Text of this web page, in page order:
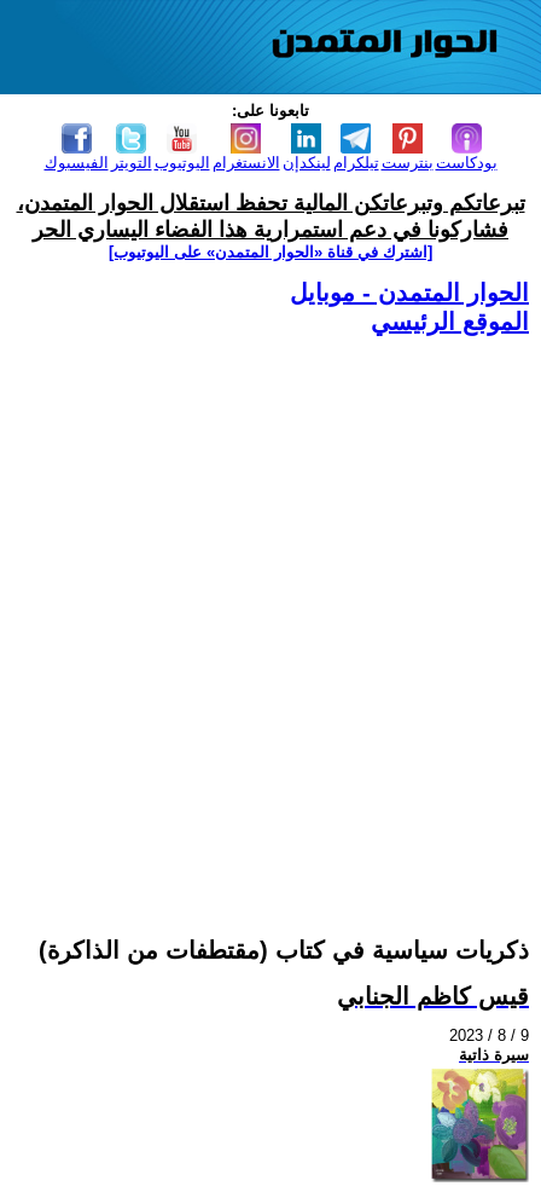
تابعونا على:
الفيسبوك التويتر اليوتيوب الانستغرام لينكدإن تيلكرامبنترست بودكاست
تبرعاتكم وتبرعاتكن المالية تحفظ استقلال الحوار المتمدن،
فشاركونا في دعم استمرارية هذا الفضاء اليساري الحر
[اشترك في قناة ‫«الحوار المتمدن» على اليوتيوب]
الحوار المتمدن - موبايل
الموقع الرئيسي
ذكريات سياسية في كتاب (مقتطفات من الذاكرة)
قيس كاظم الجنابي
2023 / 8 / 9
سيرة ذاتية